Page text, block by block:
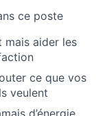
ce poste
mais aider les
ce que vos
veulent
d’énergie